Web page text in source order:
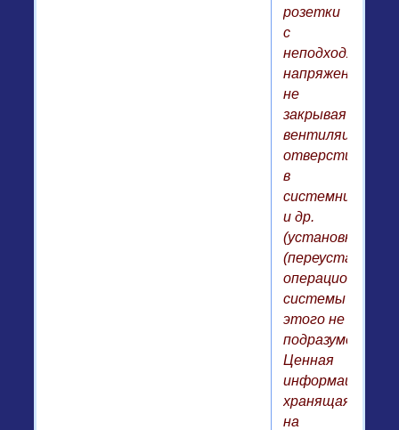
розетки
с
неподходящим
напряжением,
не
закрывая
отверстия
в
системнике
и др.
(установка
(переустановка)
операционной
системы
этого не
подразумевает).
Ценная
информация,
хранящаяся
на